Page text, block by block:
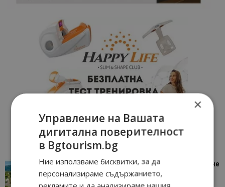
“Пощенска картичка от…”: Петрич – Изживяване
отвъд очакваното
×
Управление на Вашата
дигитална поверителност
в Bgtourism.bg
Ние използваме бисквитки, за да
персонализираме съдържанието,